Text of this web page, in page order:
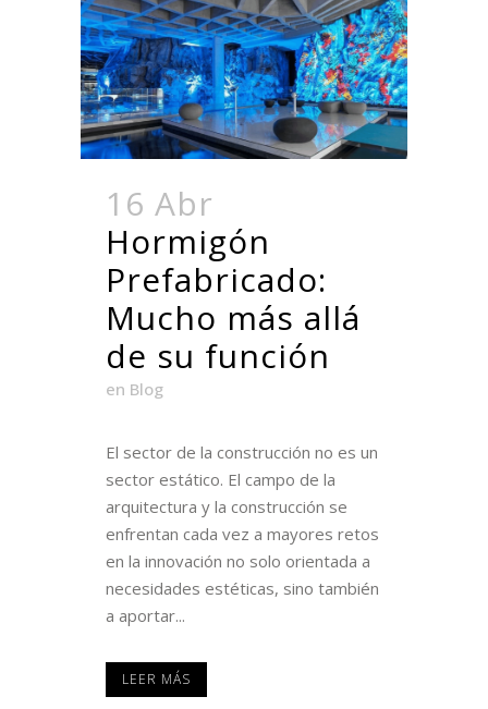
16 Abr
Hormigón
Prefabricado:
Mucho más allá
de su función
en Blog
El sector de la construcción no es un
sector estático. El campo de la
arquitectura y la construcción se
enfrentan cada vez a mayores retos
en la innovación no solo orientada a
necesidades estéticas, sino también
a aportar...
LEER MÁS